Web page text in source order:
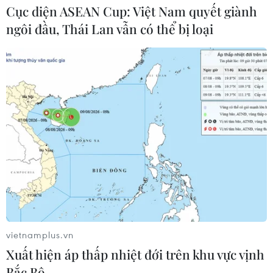
Cảnh báo thủ đoạn lừa đảo đưa lao
động thời vụ sang Hàn Quốc
06/08/2026 04:11
24 năm tù cho 2 vợ chồng tổ
chức “bay lắc” tại Hà Nội
06/08/2026 03:46
Khởi tố thêm 6 đối tượng vụ lập
khống hồ sơ bảo hiểm y tế ở Đắk Lắk
05/08/2026 14:55
Cục diện ASEAN Cup: Việt Nam quyết giành
ngôi đầu, Thái Lan vẫn có thể bị loại
vietnamplus.vn
Xuất hiện áp thấp nhiệt đới trên khu vực vịnh